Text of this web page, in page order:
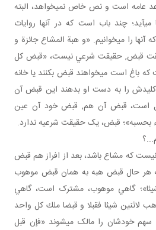
عامه است و نص خاص نمي خواهد، البته
مي آيد؛ چند باب است که در آنها روايات
را مي خوانيم. «و هبة المشاع جائزة و
قبض, حقيقت شرعي نيست، «قبض کل
است مي خواهند قبض بکنند يا خانه
را به دست او بدهند اين قبض آن
است، قبض آن هم, قبض خود آن عين
قبض، يک حقيقت شرعيه ندارد.
که مشاع باشد، بعد از افراز هم قبض
هر حال قبض هبه به همان قبض موهوب
گاهي موهوب، مشترک است، گاهي
شيئا فقبلا و قبضا ملك كل واحد
خودشان را مالک مي شوند «فإن قبل